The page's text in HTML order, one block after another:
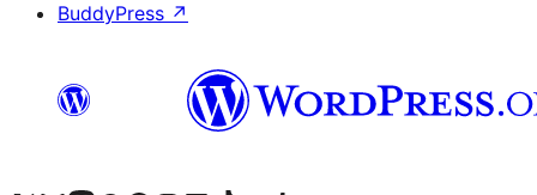
BuddyPress ↗